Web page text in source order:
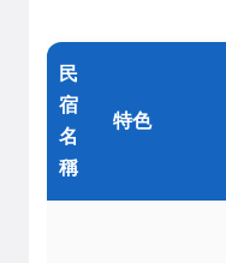
民
宿
名
稱
特色